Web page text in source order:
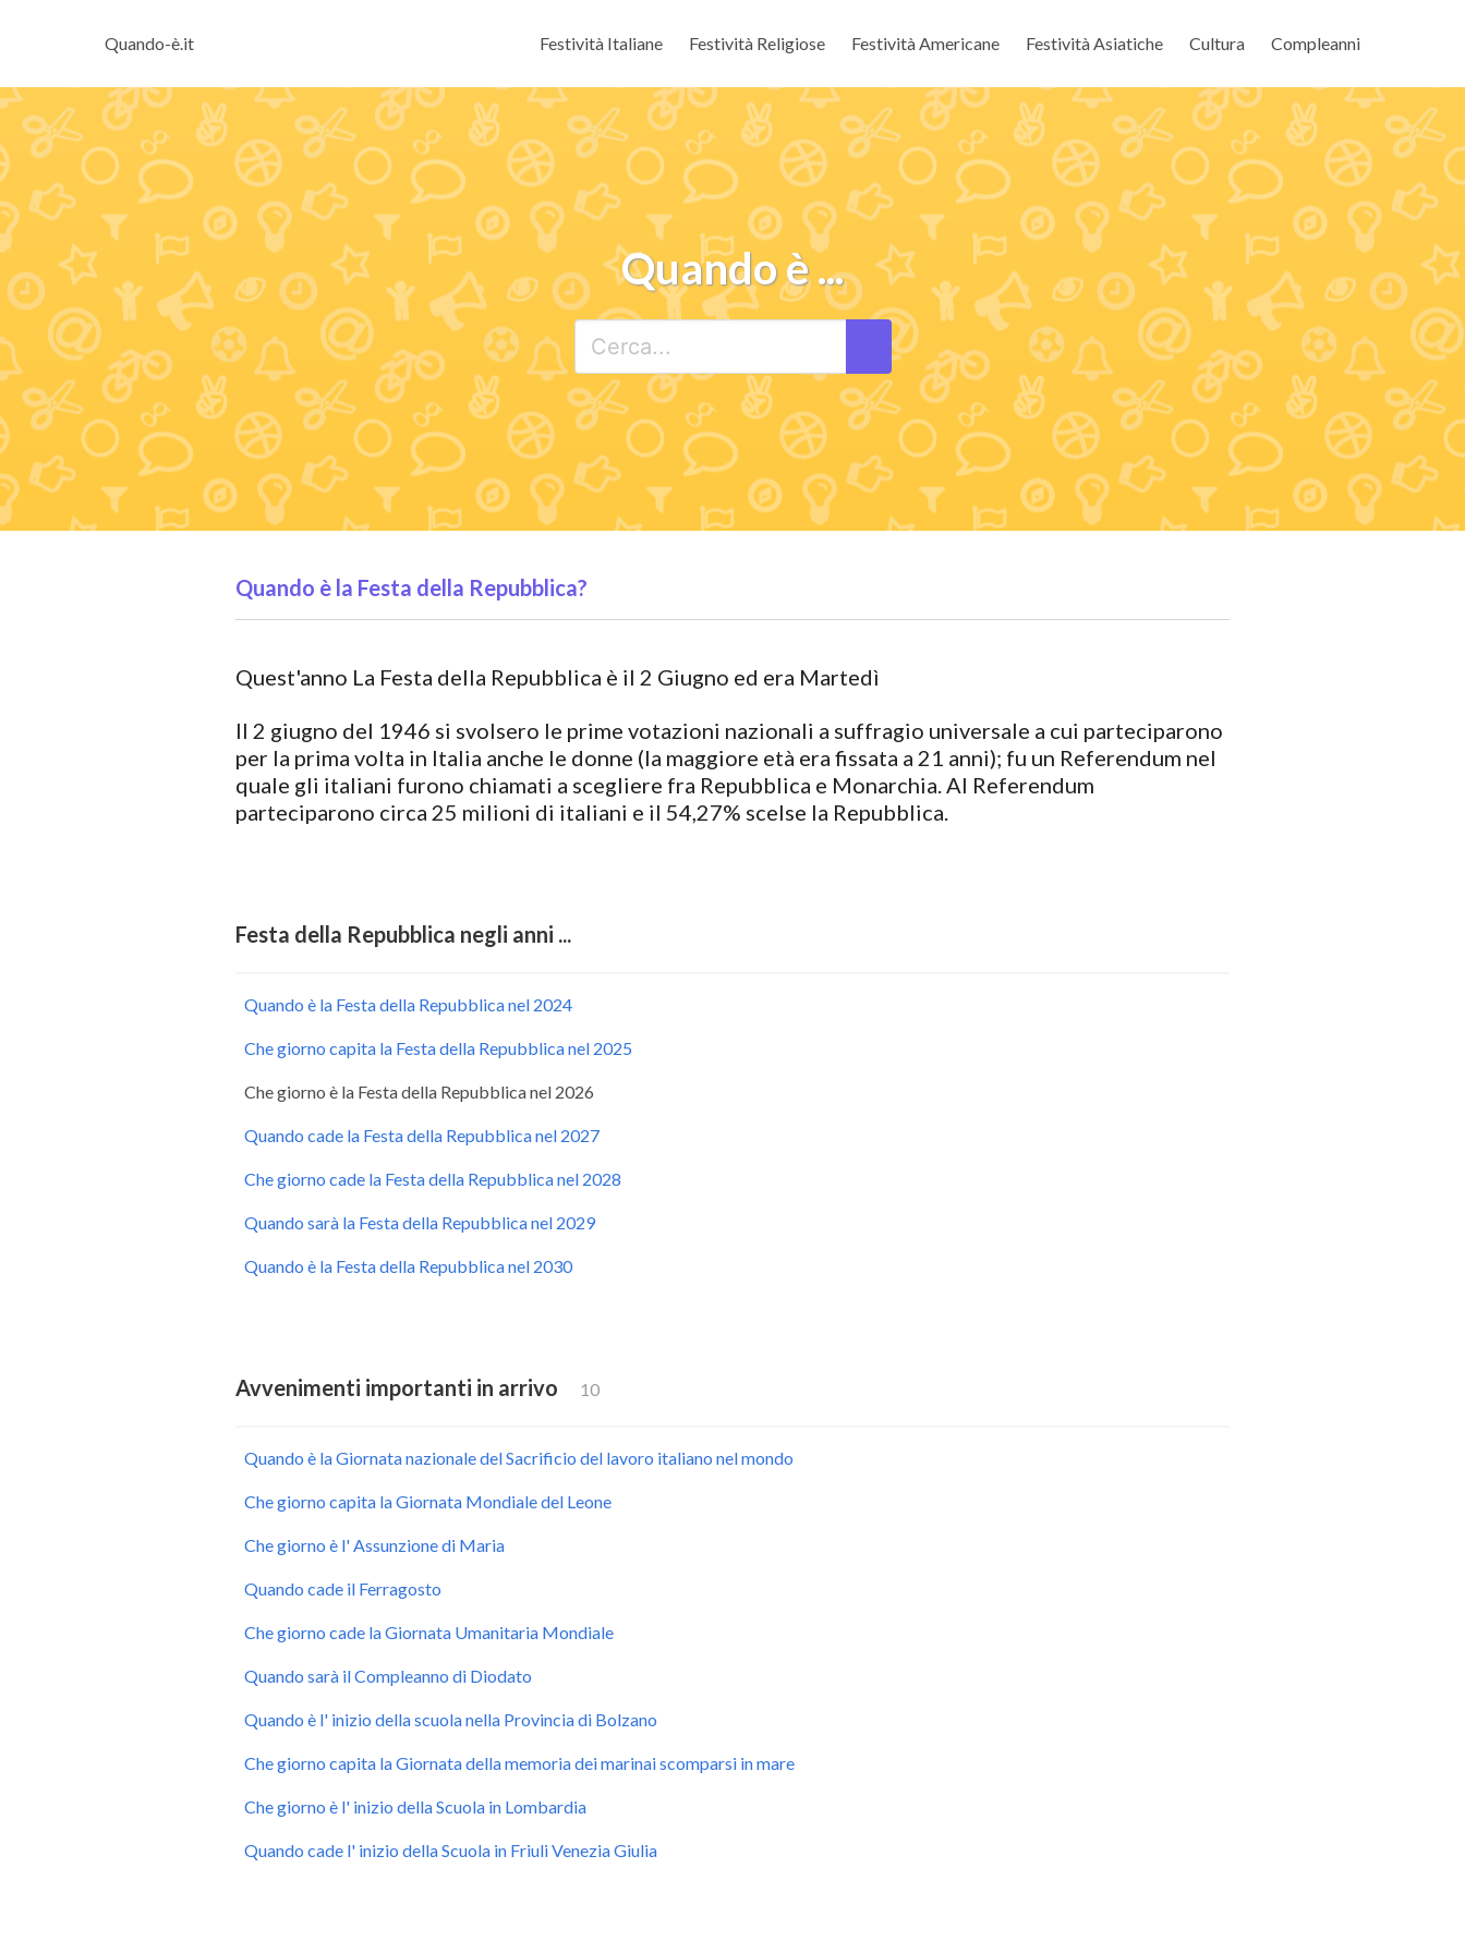
Quando-è.it Festività Italiane Festività Religiose Festività Americane Festività Asiatiche Cultura Compleanni
Quando è ...
Quando è la Festa della Repubblica?
Quest'anno La Festa della Repubblica è il 2 Giugno ed era Martedì
Il 2 giugno del 1946 si svolsero le prime votazioni nazionali a suffragio universale a cui parteciparono
per la prima volta in Italia anche le donne (la maggiore età era fissata a 21 anni); fu un Referendum nel
quale gli italiani furono chiamati a scegliere fra Repubblica e Monarchia. Al Referendum
parteciparono circa 25 milioni di italiani e il 54,27% scelse la Repubblica.
Festa della Repubblica negli anni ...
Quando è la Festa della Repubblica nel 2024
Che giorno capita la Festa della Repubblica nel 2025
Che giorno è la Festa della Repubblica nel 2026
Quando cade la Festa della Repubblica nel 2027
Che giorno cade la Festa della Repubblica nel 2028
Quando sarà la Festa della Repubblica nel 2029
Quando è la Festa della Repubblica nel 2030
Avvenimenti importanti in arrivo 10
Quando è la Giornata nazionale del Sacrificio del lavoro italiano nel mondo
Che giorno capita la Giornata Mondiale del Leone
Che giorno è l' Assunzione di Maria
Quando cade il Ferragosto
Che giorno cade la Giornata Umanitaria Mondiale
Quando sarà il Compleanno di Diodato
Quando è l' inizio della scuola nella Provincia di Bolzano
Che giorno capita la Giornata della memoria dei marinai scomparsi in mare
Che giorno è l' inizio della Scuola in Lombardia
Quando cade l' inizio della Scuola in Friuli Venezia Giulia